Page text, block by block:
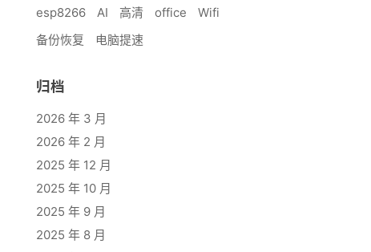
esp8266
AI 高清 office
Wifi
备份恢复
电脑提速
归档
2026 年 3 月
2026 年 2 月
2025 年 12 月
2025 年 10 月
2025 年 9 月
2025 年 8 月